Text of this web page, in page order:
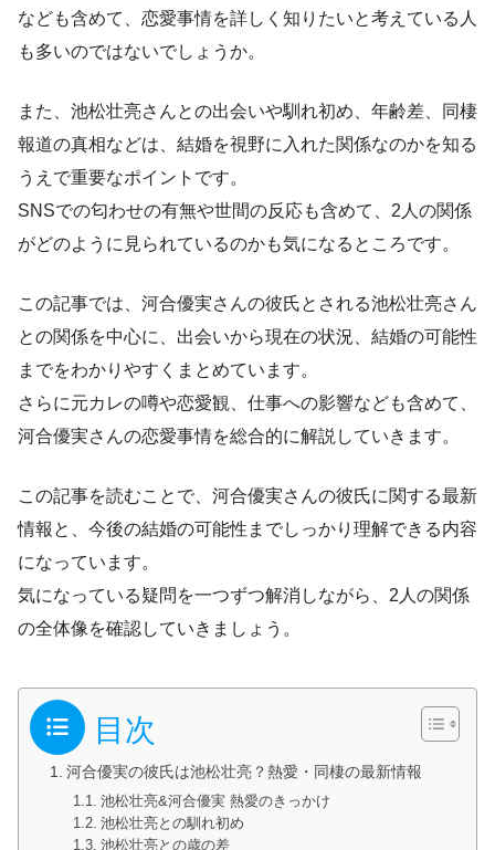
なども含めて、恋愛事情を詳しく知りたいと考えている人
も多いのではないでしょうか。
また、池松壮亮さんとの出会いや馴れ初め、年齢差、同棲
報道の真相などは、結婚を視野に入れた関係なのかを知る
うえで重要なポイントです。
SNSでの匂わせの有無や世間の反応も含めて、2人の関係
がどのように見られているのかも気になるところです。
この記事では、河合優実さんの彼氏とされる池松壮亮さん
との関係を中心に、出会いから現在の状況、結婚の可能性
までをわかりやすくまとめています。
さらに元カレの噂や恋愛観、仕事への影響なども含めて、
河合優実さんの恋愛事情を総合的に解説していきます。
この記事を読むことで、河合優実さんの彼氏に関する最新
情報と、今後の結婚の可能性までしっかり理解できる内容
になっています。
気になっている疑問を一つずつ解消しながら、2人の関係
の全体像を確認していきましょう。
目次
河合優実の彼氏は池松壮亮？熱愛・同棲の最新情報
池松壮亮&河合優実 熱愛のきっかけ
池松壮亮との馴れ初め
池松壮亮との歳の差